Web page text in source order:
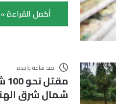
أكمل القراءة »
منذ ساعة واحدة
شمال شرق